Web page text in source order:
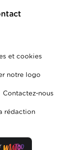
et cookies
notre logo
Contactez-nous
rédaction